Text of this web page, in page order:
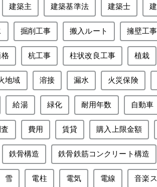
建築主 建築基準法 建築士
掘削工事 搬入ルート 擁壁工事
杭工事 柱状改良工事 植栽
地域 溶接 漏水 火災保険
給湯 緑化 耐用年数 自動車
費用 賃貸 購入上限金額
鉄骨構造 鉄骨鉄筋コンクリート構造
雪 電柱 電気 電線 音楽